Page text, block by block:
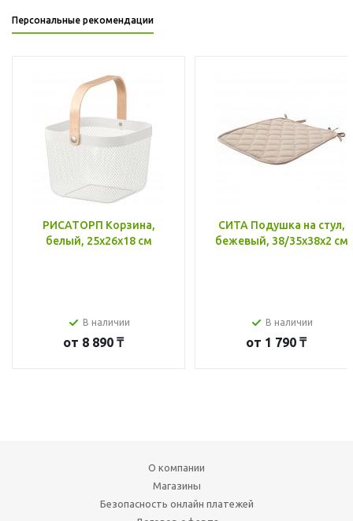
Персональные рекомендации
РИСАТОРП Корзина,
белый, 25x26x18 см
В наличии
от 8 890 ₸
СИТА Подушка на стул,
бежевый, 38/35x38x2 см
В наличии
от 1 790 ₸
О компании
Магазины
Безопасность онлайн платежей